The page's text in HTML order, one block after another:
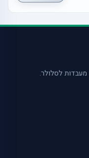
מעבדות לסלולר.